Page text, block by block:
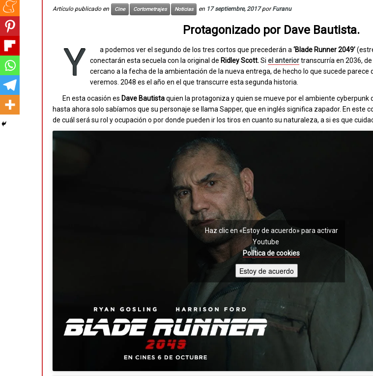
Artículo publicado en Cine Cortometrajes Noticias en 17 septiembre, 2017 porFuranu
Protagonizado por Dave Bautista.
Y a podemos ver el segundo de los tres cortos que precederán a ‘Blade Runner 2049’
conectarán esta secuela con la original de Ridley Scott.Si el anteriortranscurría en 2036,
cercano a la fecha de la ambientación de la nueva entrega, de hecho lo que sucede parece
veremos. 2048 es el año en el que transcurre esta segunda historia.
En esta ocasión es Dave Bautistaquien la protagoniza y quien se mueve por el ambiente cyberpunk
hasta ahora solo sabíamos que su personaje se llama Sapper, que en inglés significa zapador. En este
de cuál será su rol y ocupación o por donde pueden ir los tiros en cuanto su naturaleza, a si es que
Haz clic en «Estoy de acuerdo» para activar
Youtube
Política de cookies
Estoy de acuerdo